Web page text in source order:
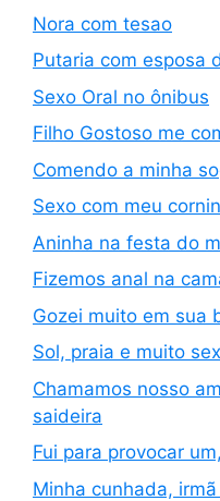
Nora com tesao
Putaria com esposa
Sexo Oral no ônibus
Filho Gostoso me
Comendo a minha
Sexo com meu
Aninha na festa do
Fizemos anal na
Gozei muito em sua
Sol, praia e muito
Chamamos nosso
saideira
Fui para provocar
Minha cunhada,